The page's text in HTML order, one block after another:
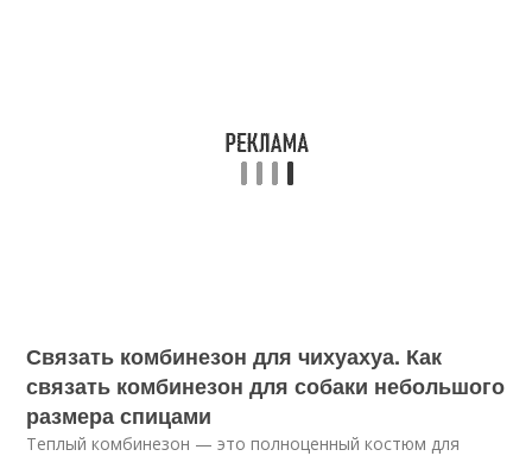
Связать комбинезон для чихуахуа. Как
связать комбинезон для собаки небольшого
размера спицами
Теплый комбинезон — это полноценный костюм для